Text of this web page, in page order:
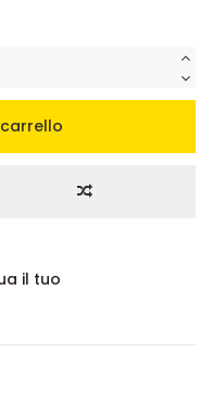
il tuo